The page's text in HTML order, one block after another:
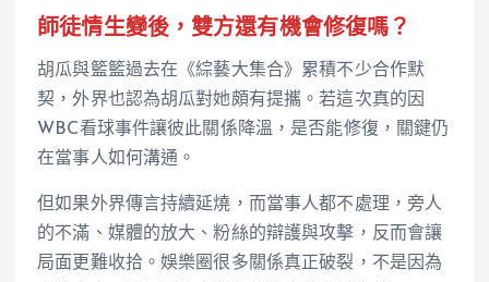
師徒情生變後，雙方還有機會修復嗎？
胡瓜與籃籃過去在《綜藝大集合》累積不少合作默
契，外界也認為胡瓜對她頗有提攜。若這次真的因
WBC看球事件讓彼此關係降溫，是否能修復，關鍵仍
在當事人如何溝通。
但如果外界傳言持續延燒，而當事人都不處理，旁人
的不滿、媒體的放大、粉絲的辯護與攻擊，反而會讓
局面更難收拾。娛樂圈很多關係真正破裂，不是因為